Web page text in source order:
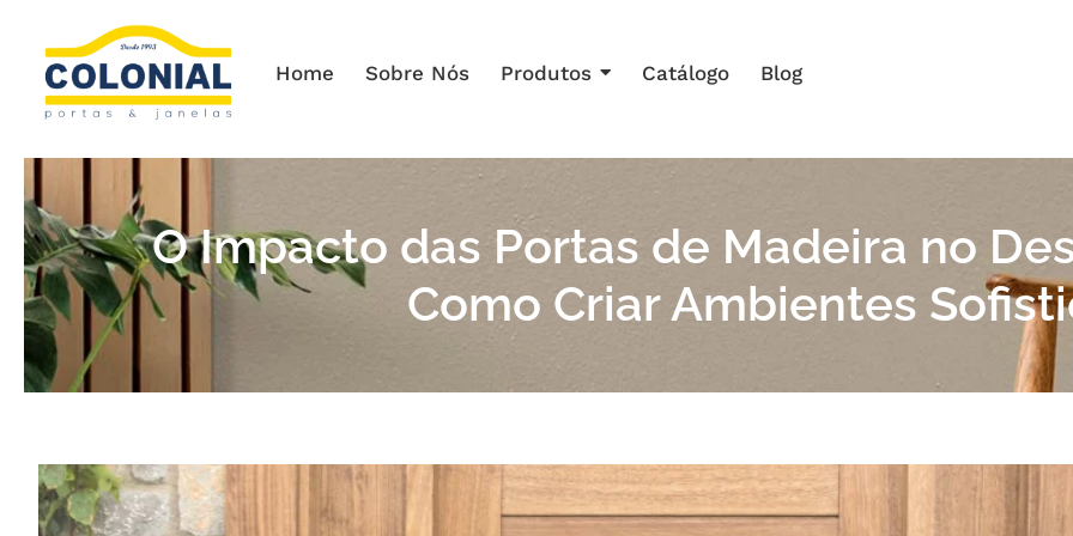
Home Sobre Nós Produtos Catálogo Blog
O Impacto das Portas de Madeira no
Como Criar Ambientes